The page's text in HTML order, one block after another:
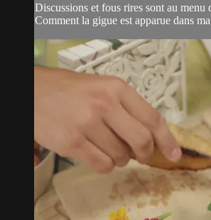
Discussions et fous rires sont au menu
Comment la gigue est apparue dans